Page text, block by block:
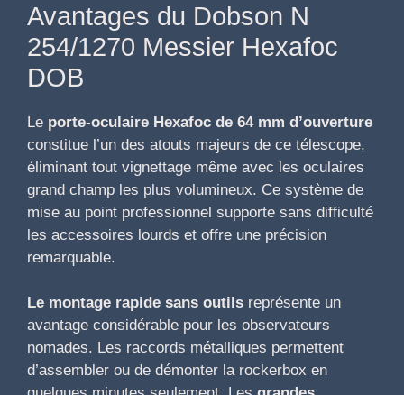
Avantages du Dobson N
254/1270 Messier Hexafoc
DOB
Le porte-oculaire Hexafoc de 64 mm d’ouverture
constitue l’un des atouts majeurs de ce télescope,
éliminant tout vignettage même avec les oculaires
grand champ les plus volumineux. Ce système de
mise au point professionnel supporte sans difficulté
les accessoires lourds et offre une précision
remarquable.
Le montage rapide sans outils représente un
avantage considérable pour les observateurs
nomades. Les raccords métalliques permettent
d’assembler ou de démonter la rockerbox en